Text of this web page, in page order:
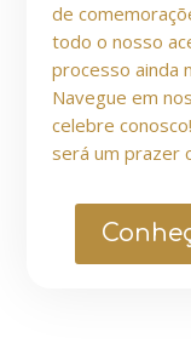
de
todo o nosso
processo ainda
Navegue em
celebre
será um prazer